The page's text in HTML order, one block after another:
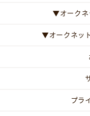
▼オークネ
▼オークネッ
プラ